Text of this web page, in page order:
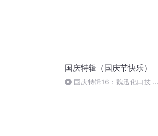
国庆特辑（国庆节快乐）
国庆特辑16：魏迅化口技 二